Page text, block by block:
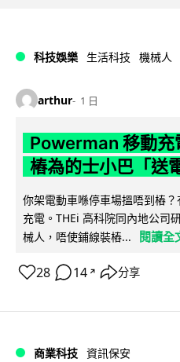
科技娛樂 生活科技 機械人
arthur 1 日
Powerman 移動充
樁為的士小巴「送
你架電動車喺停車場搵唔到樁
充電。THEi 高科院同內地公司
械人，唔使鋪線裝樁...
閱讀全
28 14 ↗ 分享
商業科技 資訊保安